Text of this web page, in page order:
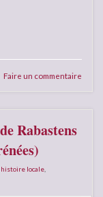
Faire un commentaire
Rabastens
histoire locale